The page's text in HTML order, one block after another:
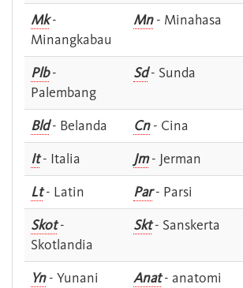
Mk-
Minangkabau
Mn- Minahasa
Plb-
Palembang
Sd- Sunda
Bld- Belanda Cn- Cina
It- Italia Jm- Jerman
Lt- Latin Par- Parsi
Skot-
Skotlandia
Skt- Sanskerta
Yn- Yunani Anat- anatomi